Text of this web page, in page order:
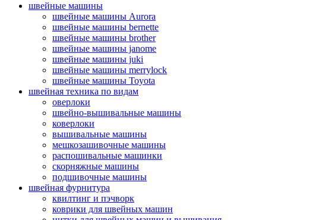
швейные машины
швейные машины Aurora
швейные машины bernette
швейные машины brother
швейные машины janome
швейные машины juki
швейные машины merrylock
швейные машины Toyota
швейная техника по видам
оверлоки
швейно-вышивальные машины
коверлоки
вышивальные машины
мешкозашивочные машины
распошивальные машинки
скорняжные машины
подшивочные машины
швейная фурнитура
квилтинг и пэчворк
коврики для швейных машин